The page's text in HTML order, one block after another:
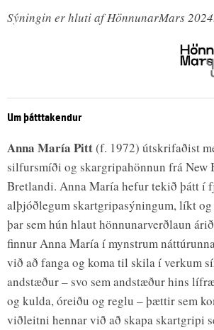
Sýningin er hluti af HönnunarMars
Um þátttakendur
Anna María Pitt(f. 1972) útskrifaðist
silfursmíði og skargripahönnun frá New
Bretlandi. Anna María hefur tekið þátt í
alþjóðlegum skartgripasýningum, líkt
þar sem hún hlaut hönnunarverðlaun
finnur Anna María í mynstrum
við að fanga og koma til skila í verkum
andstæður – svo sem andstæður hins
og kulda, óreiðu og reglu – þættir sem
viðleitni hennar við að skapa skartgripi